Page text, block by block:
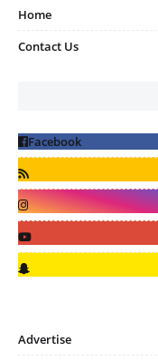
Home
Contact Us
Advertise